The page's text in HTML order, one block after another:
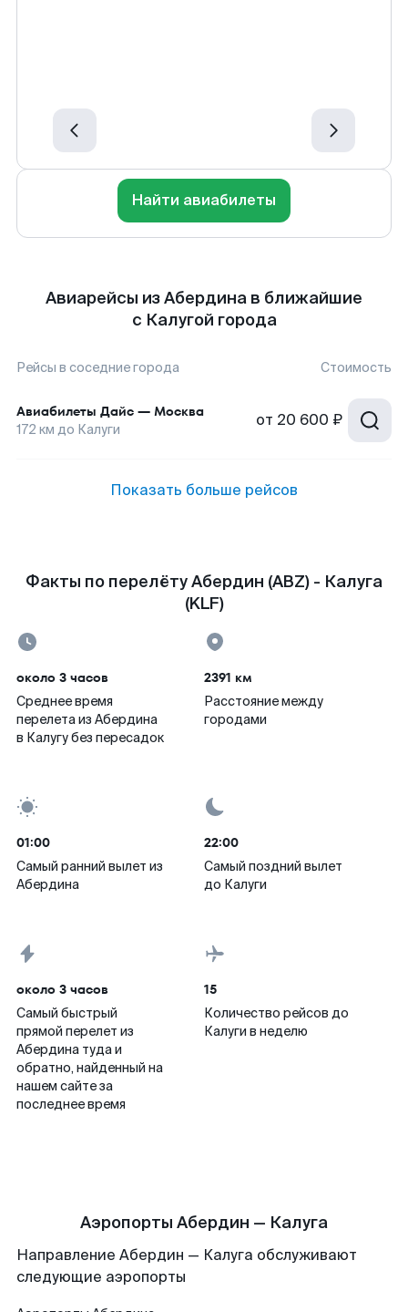
Найти авиабилеты
Авиарейсы из Абердина в ближайшие
с Калугой города
Рейсы в соседние города Стоимость
Авиабилеты Дайс — Москва
172 км до Калуги от 20 600 ₽
Показать больше рейсов
Факты по перелёту Абердин (ABZ) - Калуга
(KLF)
около 3 часов
Среднее время
перелета из Абердина
в Калугу без пересадок
2391 км
Расстояние между
городами
01:00
Самый ранний вылет из
Абердина
22:00
Самый поздний вылет
до Калуги
около 3 часов
Самый быстрый
прямой перелет из
Абердина туда и
обратно, найденный на
нашем сайте за
последнее время
15
Количество рейсов до
Калуги в неделю
Аэропорты Абердин — Калуга
Направление Абердин — Калуга обслуживают
следующие аэропорты